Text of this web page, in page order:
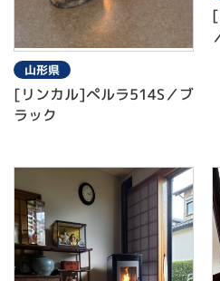
山形県
[リンカル]ぺルラ514S／ブ
ラック